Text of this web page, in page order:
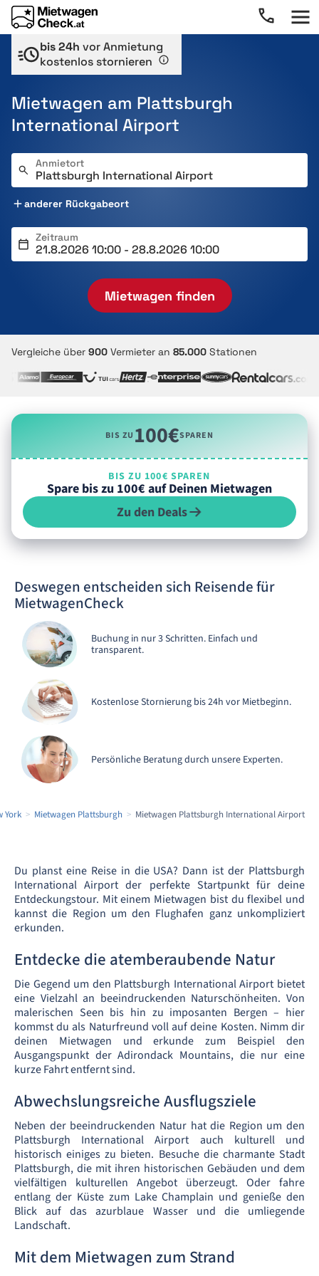
bis 24h vor Anmietung
kostenlos stornieren
Mietwagen am Plattsburgh
International Airport
Anmietort
anderer Rückgabeort
Zeitraum
Mietwagen finden
Vergleiche über 900 Vermieter an 85.000 Stationen
BIS ZU100€SPAREN
BIS ZU 100€ SPAREN
Spare bis zu 100€ auf Deinen Mietwagen
Zu den Deals
Deswegen entscheiden sich Reisende für
MietwagenCheck
Buchung in nur 3 Schritten. Einfach und
transparent.
Kostenlose Stornierung bis 24h vor Mietbeginn.
Persönliche Beratung durch unsere Experten.
York Mietwagen Plattsburgh Mietwagen Plattsburgh International Airport
Du planst eine Reise in die USA? Dann ist der Plattsburgh
International Airport der perfekte Startpunkt für deine
Entdeckungstour. Mit einem Mietwagen bist du flexibel und
kannst die Region um den Flughafen ganz unkompliziert
erkunden.
Entdecke die atemberaubende Natur
Die Gegend um den Plattsburgh International Airport bietet
eine Vielzahl an beeindruckenden Naturschönheiten. Von
malerischen Seen bis hin zu imposanten Bergen – hier
kommst du als Naturfreund voll auf deine Kosten. Nimm dir
deinen Mietwagen und erkunde zum Beispiel den
Ausgangspunkt der Adirondack Mountains, die nur eine
kurze Fahrt entfernt sind.
Abwechslungsreiche Ausflugsziele
Neben der beeindruckenden Natur hat die Region um den
Plattsburgh International Airport auch kulturell und
historisch einiges zu bieten. Besuche die charmante Stadt
Plattsburgh, die mit ihren historischen Gebäuden und dem
vielfältigen kulturellen Angebot überzeugt. Oder fahre
entlang der Küste zum Lake Champlain und genieße den
Blick auf das azurblaue Wasser und die umliegende
Landschaft.
Mit dem Mietwagen zum Strand